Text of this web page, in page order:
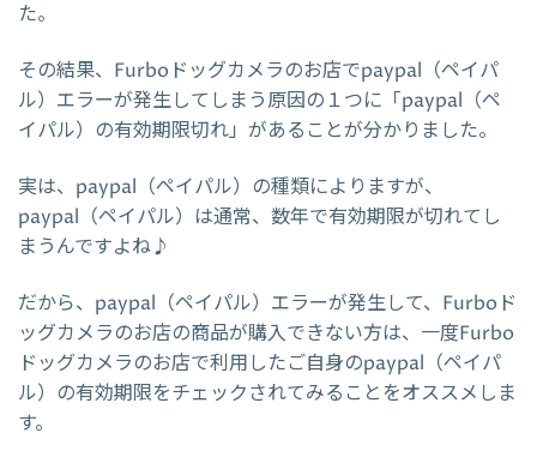
た。
その結果、Furboドッグカメラのお店でpaypal（ペイパ
ル）エラーが発生してしまう原因の１つに「paypal（ペ
イパル）の有効期限切れ」があることが分かりました。
実は、paypal（ペイパル）の種類によりますが、
paypal（ペイパル）は通常、数年で有効期限が切れてし
まうんですよね♪
だから、paypal（ペイパル）エラーが発生して、Furboド
ッグカメラのお店の商品が購入できない方は、一度Furbo
ドッグカメラのお店で利用したご自身のpaypal（ペイパ
ル）の有効期限をチェックされてみることをオススメしま
す。